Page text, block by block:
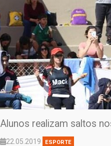
Alunos realizam saltos
22.05.2019 ESPORTE